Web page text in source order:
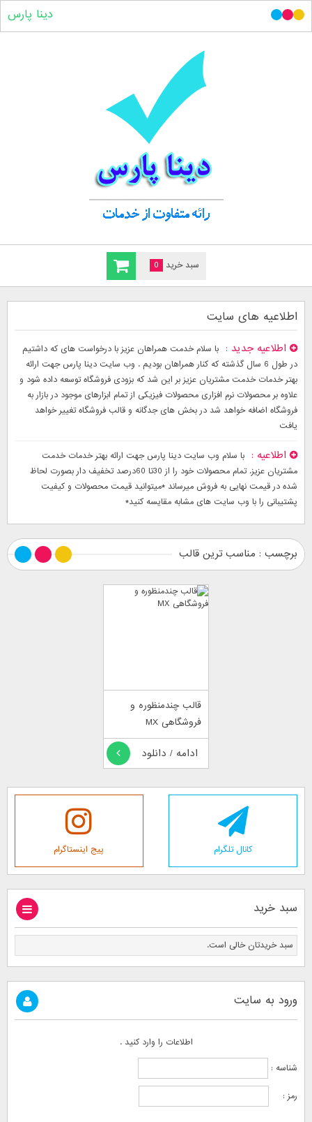
سبد خرید 0
دینا پارس
اطلاعیه های سایت
اطلاعیه جدید
با سلام خدمت همراهان عزیز با درخواست های که داشتیم
در طول 6 سال گذشته که کنار همراهان بودیم . وب سایت دینا پارس جهت ارائه
بهتر خدمات خدمت مشتریان عزیز بر این شد که بزودی فروشگاه توسعه داده شود و
علاوه بر محصولات نرم افزاری محصولات فیزیکی از تمام ابزارهای موجود در بازار به
فروشگاه اضافه خواهد شد در بخش های جدگانه و قالب فروشگاه تغییر خواهد
یافت
اطلاعیه
با سلام وب سایت دینا پارس جهت ارائه بهتر خدمات خدمت
مشتریان عزیز. تمام محصولات خود را از 30تا 60درصد تخفیف دار بصورت لحاظ
شده در قیمت نهایی به فروش میرساند *میتوانید قیمت محصولات و کیفیت
پشتیبانی را با وب سایت های مشابه مقایسه کنید*
برچسب : مناسب ترین قالب
قالب چندمنظوره و
فروشگاهی MX
ادامه / دانلود
کانال تلگرام پیج اینستاگرام
سبد خرید
سبد خریدتان خالی است.
ورود به سایت
اطلاعات را وارد کنید .
شناسه :
رمز :